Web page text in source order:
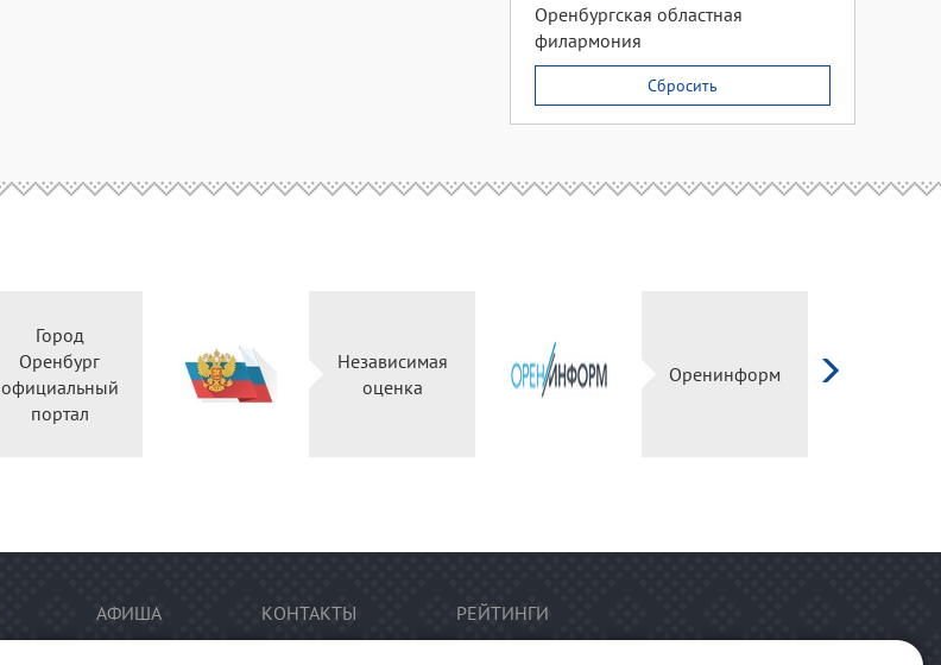
Оренбургская областная
филармония
Сбросить
Город
Оренбург
официальный
портал
Независимая
оценка
Оренинформ
АФИША КОНТАКТЫ РЕЙТИНГИ